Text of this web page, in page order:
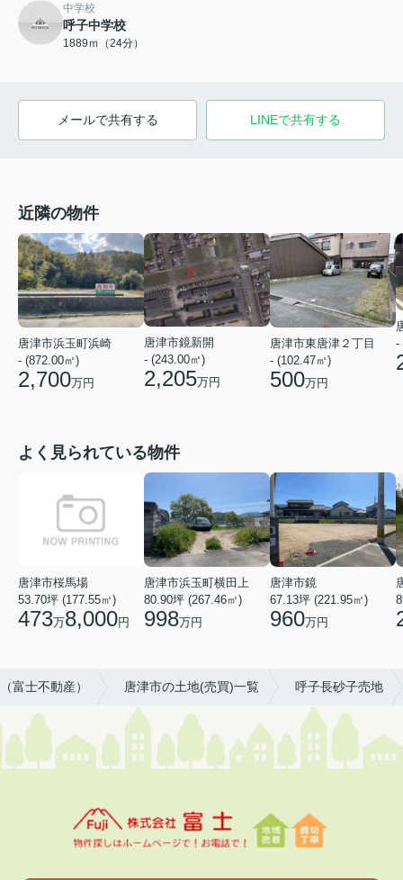
中学校
呼子中学校
1889ｍ（24分）
メールで共有する LINEで共有する
近隣の物件
唐津市浜玉町浜崎
- (872.00㎡)
2,700万円
唐津市鏡新開
- (243.00㎡)
2,205万円
唐津市東唐津２丁目
- (102.47㎡)
500万円
-
よく見られている物件
唐津市桜馬場
53.70坪 (177.55㎡)
473万8,000円
唐津市浜玉町横田上
80.90坪 (267.46㎡)
998万円
唐津市鏡
67.13坪 (221.95㎡)
960万円
富士不動産） 唐津市の土地(売買)一覧 呼子長砂子売地